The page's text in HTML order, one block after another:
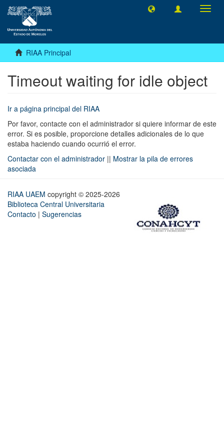
RIAA Principal
Timeout waiting for idle object
Ir a página principal del RIAA
Por favor, contacte con el administrador si quiere informar de este
error. Si es posible, proporcione detalles adicionales de lo que
estaba haciendo cuando ocurrió el error.
Contactar con el administrador || Mostrar la pila de errores
asociada
RIAA UAEM copyright © 2025-2026
Biblioteca Central Universitaria
Contacto | Sugerencias